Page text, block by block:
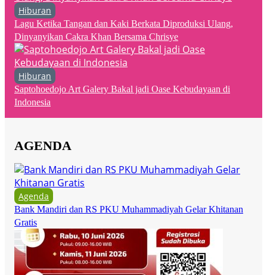
Hiburan
Lagu Ketika Tangan dan Kaki Berkata Diproduksi Ulang,
Dinyanyikan Cakra Khan Bersama Chrisye
Hiburan
Saptohoedojo Art Galery Bakal jadi Oase Kebudayaan di
Indonesia
AGENDA
Agenda
Bank Mandiri dan RS PKU Muhammadiyah Gelar Khitanan
Gratis